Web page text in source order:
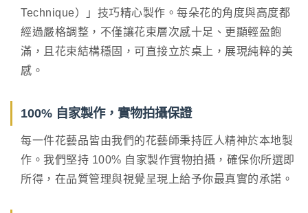
Technique）」技巧精心製作。每朵花的角度與高度都
經過嚴格調整，不僅讓花束層次感十足、更顯輕盈飽
滿，且花束結構穩固，可直接立於桌上，展現純粹的美
感。
100% 自家製作，實物拍攝保證
每一件花藝品皆由我們的花藝師秉持匠人精神於本地製
作。我們堅持 100% 自家製作實物拍攝，確保你所選即
所得，在品質管理與視覺呈現上給予你最真實的承諾。